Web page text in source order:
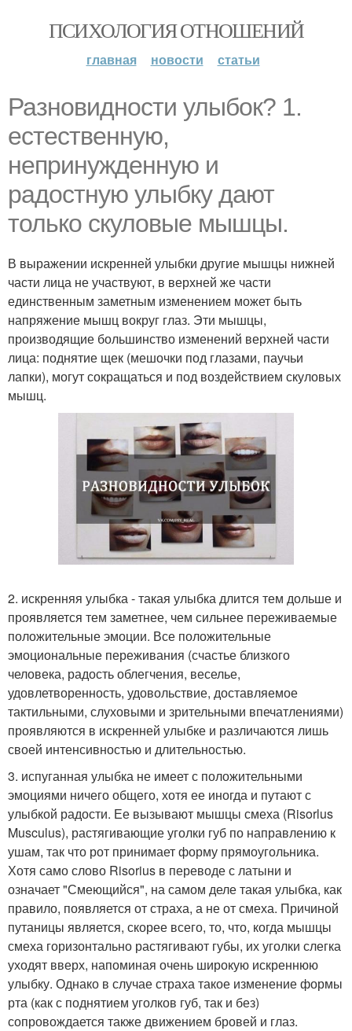
ПСИХОЛОГИЯ ОТНОШЕНИЙ
главная новости статьи
Разновидности улыбок? 1.
естественную,
непринужденную и
радостную улыбку дают
только скуловые мышцы.
В выражении искренней улыбки другие мышцы нижней
части лица не участвуют, в верхней же части
единственным заметным изменением может быть
напряжение мышц вокруг глаз. Эти мышцы,
производящие большинство изменений верхней части
лица: поднятие щек (мешочки под глазами, паучьи
лапки), могут сокращаться и под воздействием скуловых
мышц.
2. искренняя улыбка - такая улыбка длится тем дольше и
проявляется тем заметнее, чем сильнее переживаемые
положительные эмоции. Все положительные
эмоциональные переживания (счастье близкого
человека, радость облегчения, веселье,
удовлетворенность, удовольствие, доставляемое
тактильными, слуховыми и зрительными впечатлениями)
проявляются в искренней улыбке и различаются лишь
своей интенсивностью и длительностью.
3. испуганная улыбка не имеет с положительными
эмоциями ничего общего, хотя ее иногда и путают с
улыбкой радости. Ее вызывают мышцы смеха (Risorlus
Musculus), растягивающие уголки губ по направлению к
ушам, так что рот принимает форму прямоугольника.
Хотя само слово Risorius в переводе с латыни и
означает "Смеющийся", на самом деле такая улыбка, как
правило, появляется от страха, а не от смеха. Причиной
путаницы является, скорее всего, то, что, когда мышцы
смеха горизонтально растягивают губы, их уголки слегка
уходят вверх, напоминая очень широкую искреннюю
улыбку. Однако в случае страха такое изменение формы
рта (как с поднятием уголков губ, так и без)
сопровождается также движением бровей и глаз.